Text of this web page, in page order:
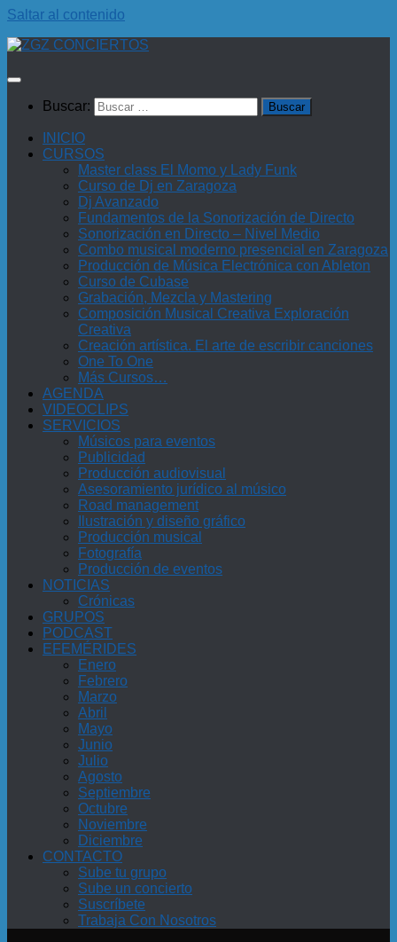
Saltar al contenido
Buscar:
INICIO
CURSOS
Master class El Momo y Lady Funk
Curso de Dj en Zaragoza
Dj Avanzado
Fundamentos de la Sonorización de Directo
Sonorización en Directo – Nivel Medio
Combo musical moderno presencial en Zaragoza
Producción de Música Electrónica con Ableton
Curso de Cubase
Grabación, Mezcla y Mastering
Composición Musical Creativa Exploración
Creativa
Creación artística. El arte de escribir canciones
One To One
Más Cursos…
AGENDA
VIDEOCLIPS
SERVICIOS
Músicos para eventos
Publicidad
Producción audiovisual
Asesoramiento jurídico al músico
Road management
Ilustración y diseño gráfico
Producción musical
Fotografía
Producción de eventos
NOTICIAS
Crónicas
GRUPOS
PODCAST
EFEMÉRIDES
Enero
Febrero
Marzo
Abril
Mayo
Junio
Julio
Agosto
Septiembre
Octubre
Noviembre
Diciembre
CONTACTO
Sube tu grupo
Sube un concierto
Suscríbete
Trabaja Con Nosotros